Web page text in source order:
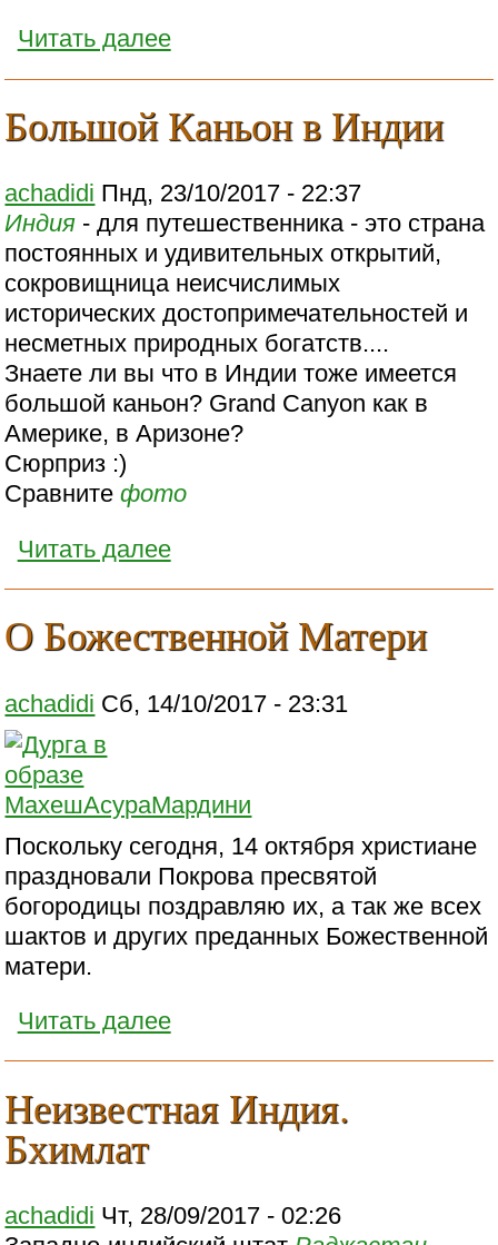
Читать далее
Большой Каньон в Индии
achadidi Пнд, 23/10/2017 - 22:37
Индия - для путешественника - это страна
постоянных и удивительных открытий,
сокровищница неисчислимых
исторических достопримечательностей и
несметных природных богатств....
Знаете ли вы что в Индии тоже имеется
большой каньон? Grand Canyon как в
Америке, в Аризоне?
Сюрприз :)
Сравнитефото
Читать далее
О Божественной Матери
achadidi Сб, 14/10/2017 - 23:31
Поскольку сегодня, 14 октября христиане
праздновали Покрова пресвятой
богородицы поздравляю их, а так же всех
шактов и других преданных Божественной
матери.
Читать далее
Неизвестная Индия.
Бхимлат
achadidi Чт, 28/09/2017 - 02:26